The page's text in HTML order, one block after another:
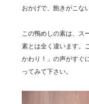
おかげで、飽きがこな
この鴨めしの素は、ス
素とは全く違います。
かわり！」の声がすぐ
ってみて下さい。